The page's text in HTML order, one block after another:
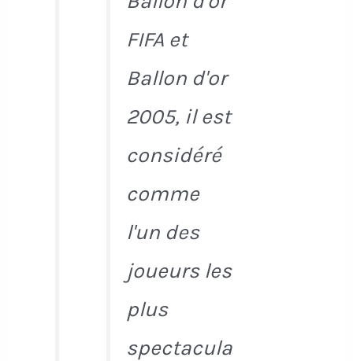
FIFA et
Ballon d'or
2005, il est
considéré
comme
l'un des
joueurs les
plus
spectacula